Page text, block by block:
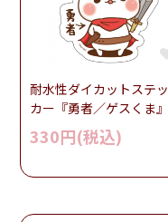
耐水性ダイカットステッ
カー『勇者／ゲスくま』
330円(税込)